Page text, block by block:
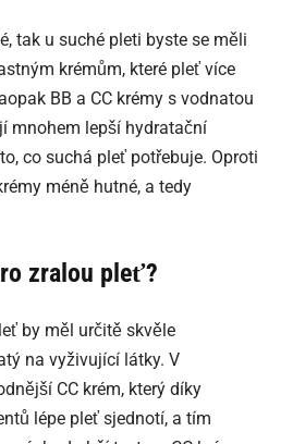
tak u suché pleti byste se měli
krémům, které pleť více
BB a CC krémy s vodnatou
mnohem lepší hydratační
co suchá pleť potřebuje. Oproti
méně hutné, a tedy
zralou pleť?
by měl určitě skvěle
na vyživující látky. V
CC krém, který díky
lépe pleť sjednotí, a tím